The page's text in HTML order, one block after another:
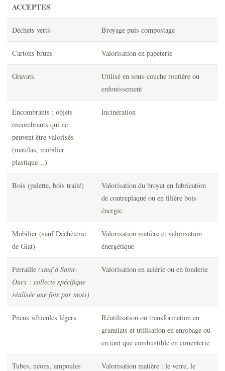
ACCEPTES
Déchets verts Broyage puis compostage
Cartons bruns Valorisation en papeterie
Gravats
Utilisé en sous-couche routière ou
enfouissement
Encombrants : objets
encombrants qui ne
peuvent être valorisés
(matelas, mobilier
plastique…)
Incinération
Bois (palette, bois traité)
Valorisation du broyat en fabrication
de contreplaqué ou en filière bois
énergie
Mobilier (sauf Déchèterie
de Giat)
Valorisation matière et valorisation
énergétique
Ferraille(sauf à Saint-
Ours : collecte spécifique
réalisée une fois par mois)
Valorisation en aciérie ou en fonderie
Pneus véhicules légers
Réutilisation ou transformation en
granulats et utilisation en enrobage ou
en tant que combustible en cimenterie
Tubes, néons, ampoules
Valorisation matière : le verre, le